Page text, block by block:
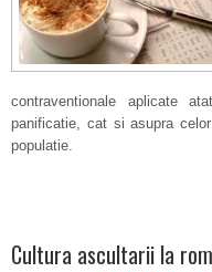
contraventionale aplicate
panificatie, cat si asupra
populatie.
Cultura ascultarii la